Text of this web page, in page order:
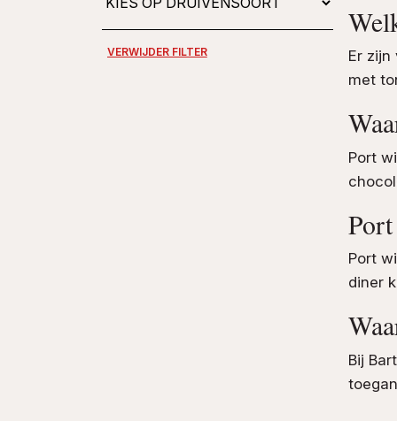
Er
met
Port
Port
diner
Bij